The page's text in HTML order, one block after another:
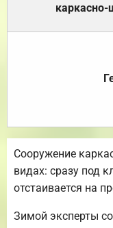
Сооружение
видах: сразу под
отстаивается на
Зимой эксперты